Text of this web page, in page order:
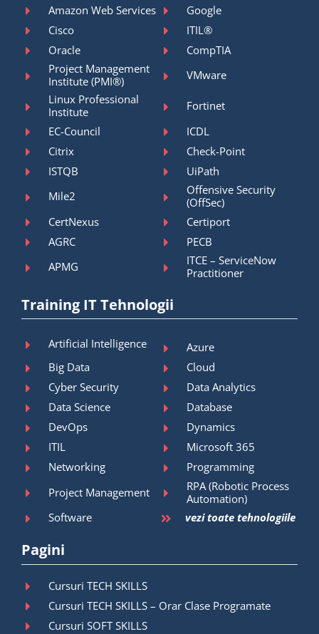
Amazon Web Services
Google
Cisco
ITIL®
Oracle
CompTIA
Project Management
Institute (PMI®)
VMware
Linux Professional
Institute
Fortinet
EC-Council
ICDL
Citrix
Check-Point
ISTQB
UiPath
Mile2
Offensive Security
(OffSec)
CertNexus
Certiport
AGRC
PECB
APMG
ITCE – ServiceNow
Practitioner
Training IT Tehnologii
Artificial Intelligence
Azure
Big Data
Cloud
Cyber Security
Data Analytics
Data Science
Database
DevOps
Dynamics
ITIL
Microsoft 365
Networking
Programming
Project Management
RPA (Robotic Process
Automation)
Software
vezi toate tehnologiile
Pagini
Cursuri TECH SKILLS
Cursuri TECH SKILLS – Orar Clase Programate
Cursuri SOFT SKILLS